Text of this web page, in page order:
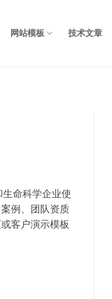
网站模板 技术文章
命科学企业使
例、团队资质
客户演示模板